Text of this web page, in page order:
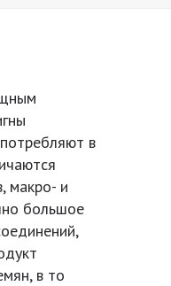
в
макро- и
большое
в то